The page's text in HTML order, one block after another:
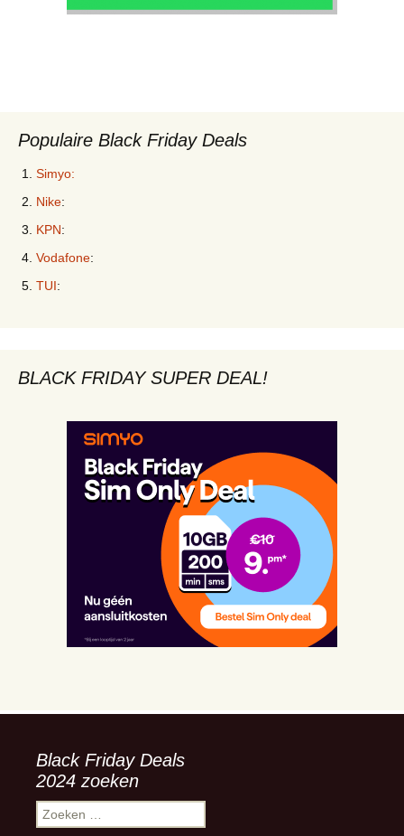
Populaire Black Friday Deals
Simyo:
Nike:
KPN:
Vodafone:
TUI:
BLACK FRIDAY SUPER DEAL!
Black Friday Deals
2024 zoeken
Zoeken
naar: